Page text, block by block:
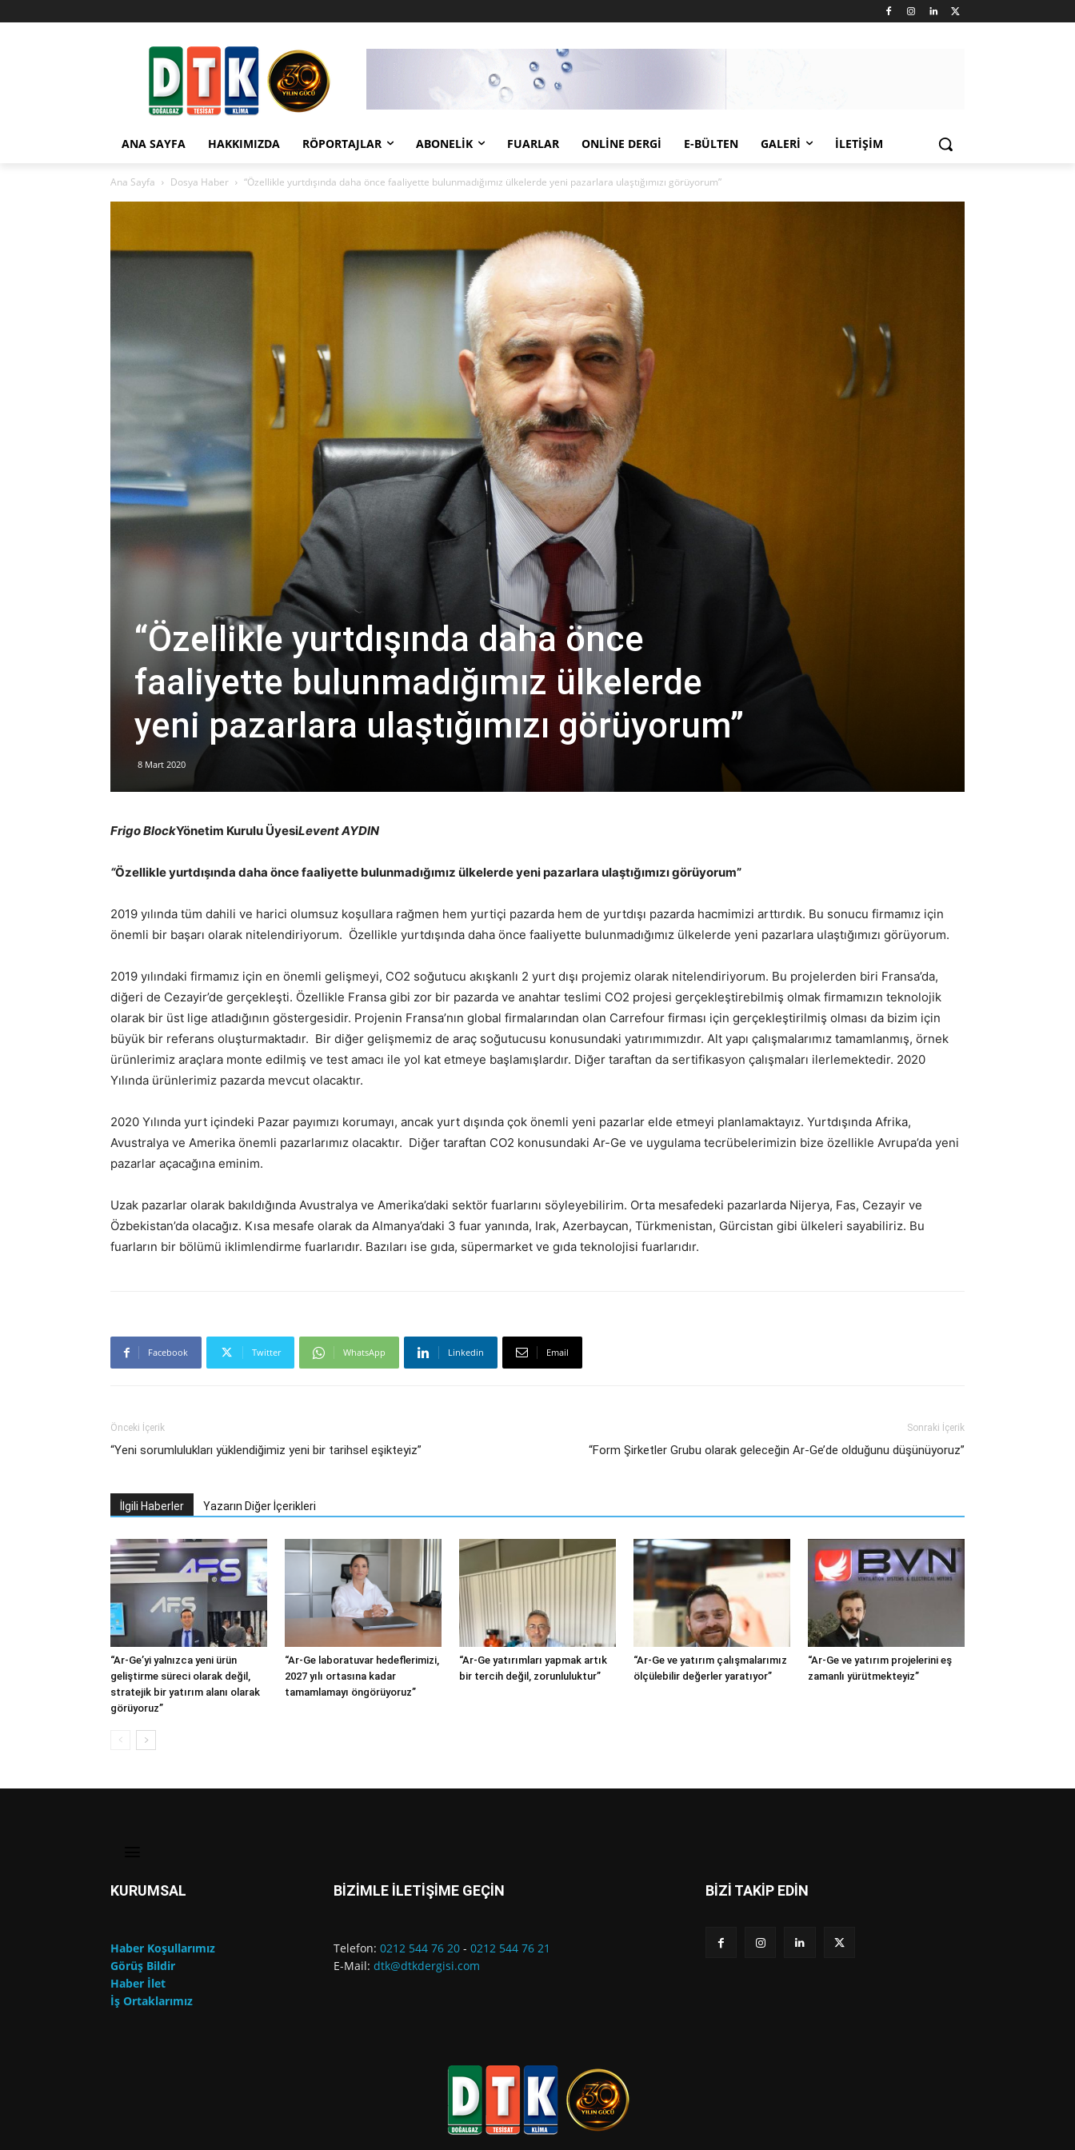
ANA SAYFA HAKKIMIZDA RÖPORTAJLAR ABONELIK FUARLAR ONLINE DERGI E-BÜLTEN GALERI İLETIŞIM
Ana Sayfa Dosya Haber “Özellikle yurtdışında daha önce faaliyette bulunmadığımız ülkelerde yeni pazarlara ulaştığımızı görüyorum”
“Özellikle yurtdışında daha önce
faaliyette bulunmadığımız ülkelerde
yeni pazarlara ulaştığımızı görüyorum”
8 Mart 2020
Frigo BlockYönetim Kurulu ÜyesiLevent AYDIN
“Özellikle yurtdışında daha önce faaliyette bulunmadığımız ülkelerde yeni pazarlara ulaştığımızı görüyorum”
2019 yılında tüm dahili ve harici olumsuz koşullara rağmen hem yurtiçi pazarda hem de yurtdışı pazarda hacmimizi arttırdık. Bu sonucu firmamız için
önemli bir başarı olarak nitelendiriyorum. Özellikle yurtdışında daha önce faaliyette bulunmadığımız ülkelerde yeni pazarlara ulaştığımızı görüyorum.
2019 yılındaki firmamız için en önemli gelişmeyi, CO2 soğutucu akışkanlı 2 yurt dışı projemiz olarak nitelendiriyorum. Bu projelerden biri Fransa’da,
diğeri de Cezayir’de gerçekleşti. Özellikle Fransa gibi zor bir pazarda ve anahtar teslimi CO2 projesi gerçekleştirebilmiş olmak firmamızın teknolojik
olarak bir üst lige atladığının göstergesidir. Projenin Fransa’nın global firmalarından olan Carrefour firması için gerçekleştirilmiş olması da bizim için
büyük bir referans oluşturmaktadır. Bir diğer gelişmemiz de araç soğutucusu konusundaki yatırımımızdır. Alt yapı çalışmalarımız tamamlanmış, örnek
ürünlerimiz araçlara monte edilmiş ve test amacı ile yol kat etmeye başlamışlardır. Diğer taraftan da sertifikasyon çalışmaları ilerlemektedir. 2020
Yılında ürünlerimiz pazarda mevcut olacaktır.
2020 Yılında yurt içindeki Pazar payımızı korumayı, ancak yurt dışında çok önemli yeni pazarlar elde etmeyi planlamaktayız. Yurtdışında Afrika,
Avustralya ve Amerika önemli pazarlarımız olacaktır. Diğer taraftan CO2 konusundaki Ar-Ge ve uygulama tecrübelerimizin bize özellikle Avrupa’da yeni
pazarlar açacağına eminim.
Uzak pazarlar olarak bakıldığında Avustralya ve Amerika’daki sektör fuarlarını söyleyebilirim. Orta mesafedeki pazarlarda Nijerya, Fas, Cezayir ve
Özbekistan’da olacağız. Kısa mesafe olarak da Almanya’daki 3 fuar yanında, Irak, Azerbaycan, Türkmenistan, Gürcistan gibi ülkeleri sayabiliriz. Bu
fuarların bir bölümü iklimlendirme fuarlarıdır. Bazıları ise gıda, süpermarket ve gıda teknolojisi fuarlarıdır.
Facebook Twitter WhatsApp Linkedin Email
Önceki İçerik
“Yeni sorumlulukları yüklendiğimiz yeni bir tarihsel eşikteyiz”
Sonraki İçerik
“Form Şirketler Grubu olarak geleceğin Ar-Ge’de olduğunu düşünüyoruz”
İlgili Haberler Yazarın Diğer İçerikleri
“Ar-Ge’yi yalnızca yeni ürün
geliştirme süreci olarak değil,
stratejik bir yatırım alanı olarak
görüyoruz”
“Ar-Ge laboratuvar hedeflerimizi,
2027 yılı ortasına kadar
tamamlamayı öngörüyoruz”
“Ar-Ge yatırımları yapmak artık
bir tercih değil, zorunluluktur”
“Ar-Ge ve yatırım çalışmalarımız
ölçülebilir değerler yaratıyor”
“Ar-Ge ve yatırım projelerini eş
zamanlı yürütmekteyiz”
KURUMSAL
Haber Koşullarımız
Görüş Bildir
Haber İlet
İş Ortaklarımız
BİZİMLE İLETİŞİME GEÇİN
Telefon: 0212 544 76 20 - 0212 544 76 21
E-Mail: dtk@dtkdergisi.com
BİZİ TAKİP EDİN